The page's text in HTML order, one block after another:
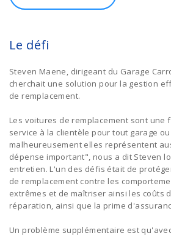
Le défi
Steven Maene, dirigeant du Garage
cherchait une solution pour la gestion
de remplacement.
Les voitures de remplacement sont une
service à la clientèle pour tout garage
malheureusement elles représentent
dépense important", nous a dit Steven
entretien. L'un des défis était de
de remplacement contre les
extrêmes et de maîtriser ainsi les coûts
réparation, ainsi que la prime
Un problème supplémentaire est